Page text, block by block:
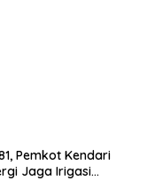
Pemkot Kendari
Jaga Irigasi